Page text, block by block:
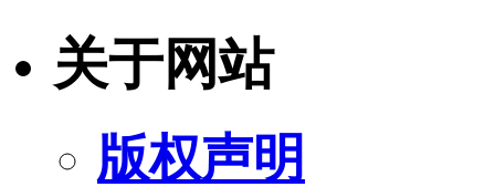
关于网站
版权声明